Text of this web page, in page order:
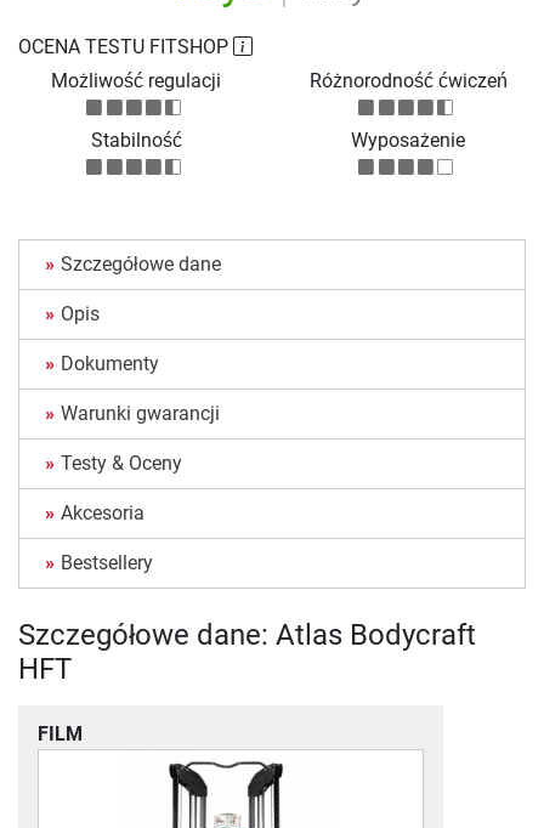
OCENA TESTU FITSHOP
Możliwość regulacji
Różnorodność ćwiczeń
Stabilność Wyposażenie
Szczegółowe dane
Opis
Dokumenty
Warunki gwarancji
Testy & Oceny
Akcesoria
Bestsellery
Szczegółowe dane: Atlas Bodycraft
HFT
FILM